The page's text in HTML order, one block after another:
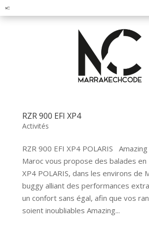
RZR 900 EFI XP4
Activités
RZR 900 EFI XP4 POLARIS
Maroc vous propose des balades en
XP4 POLARIS, dans les environs de
buggy alliant des performances
un confort sans égal, afin que vos
soient inoubliables Amazing...